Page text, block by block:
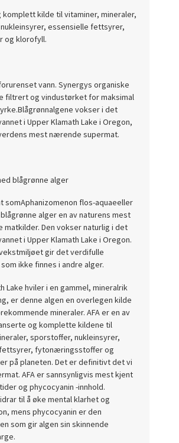
komplett kilde til vitaminer, mineraler,
essensielle fettsyrer,
og klorofyll.
vann. Synergys organiske
filtrert og vindustørket for maksimal
vokser i det
i Upper Klamath Lake i Oregon,
mest nærende supermat.
blågrønne alger
somAphanizomenon flos-aquaeeller
blågrønne alger en av naturens mest
matkilder. Den vokser naturlig i det
i Upper Klamath Lake i Oregon.
gir det verdifulle
ikke finnes i andre alger.
Lake hviler i en gammel, mineralrik
er denne algen en overlegen kilde
mineraler. AFA er en av
og komplette kildene til
sporstoffer, nukleinsyrer,
fytonæringsstoffer og
på planeten. Det er definitivt det vi
AFA er sannsynligvis mest kjent
og phycocyanin -innhold.
til å øke mental klarhet og
mens phycocyanin er den
som gir algen sin skinnende